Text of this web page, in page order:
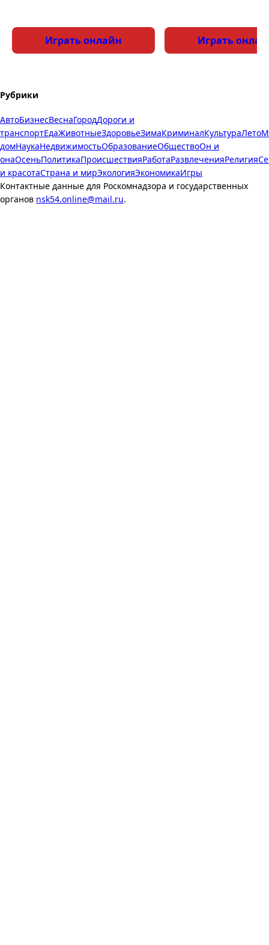
Играть онлайн Играть
Рубрики
АвтоБизнесВеснаГородДороги и
транспортЕдаЖивотныеЗдоровьеЗимаКриминалКультураЛето
домНаукаНедвижимостьОбразованиеОбществоОн и
онаОсеньПолитикаПроисшествияРаботаРазвлеченияРелигия
и красотаСтрана и мирЭкологияЭкономикаИгры
Контактные данные для Роскомнадзора и государственных
органов nsk54.online@mail.ru.